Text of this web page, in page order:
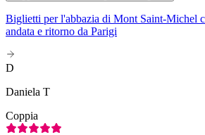
Biglietti per l'abbazia di Mont Saint-Michel
andata e ritorno da Parigi
D
Daniela T
Coppia